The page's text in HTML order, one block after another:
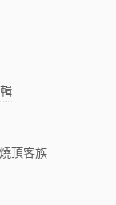
頂客族